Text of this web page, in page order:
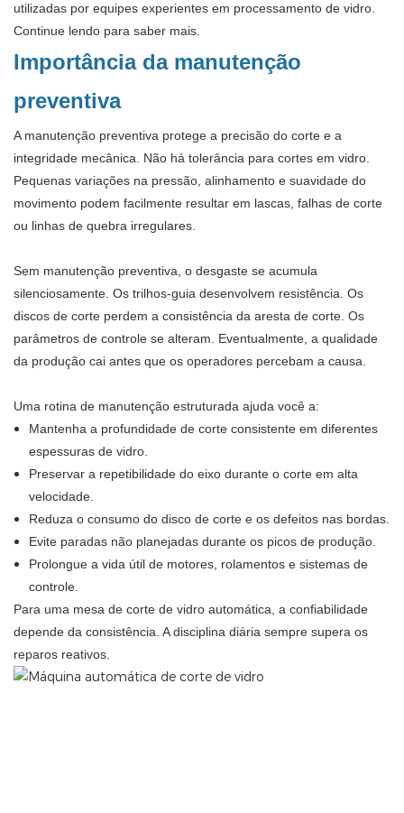
utilizadas por equipes experientes em processamento de vidro.
Continue lendo para saber mais.
Importância da manutenção
preventiva
A manutenção preventiva protege a precisão do corte e a
integridade mecânica. Não há tolerância para cortes em vidro.
Pequenas variações na pressão, alinhamento e suavidade do
movimento podem facilmente resultar em lascas, falhas de corte
ou linhas de quebra irregulares.
Sem manutenção preventiva, o desgaste se acumula
silenciosamente. Os trilhos-guia desenvolvem resistência. Os
discos de corte perdem a consistência da aresta de corte. Os
parâmetros de controle se alteram. Eventualmente, a qualidade
da produção cai antes que os operadores percebam a causa.
Uma rotina de manutenção estruturada ajuda você a:
Mantenha a profundidade de corte consistente em diferentes
espessuras de vidro.
Preservar a repetibilidade do eixo durante o corte em alta
velocidade.
Reduza o consumo do disco de corte e os defeitos nas bordas.
Evite paradas não planejadas durante os picos de produção.
Prolongue a vida útil de motores, rolamentos e sistemas de
controle.
Para uma mesa de corte de vidro automática, a confiabilidade
depende da consistência. A disciplina diária sempre supera os
reparos reativos.